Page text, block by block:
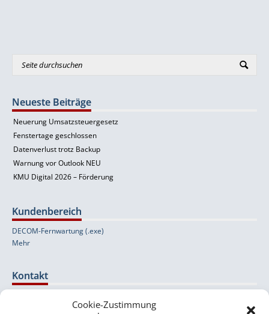
Cookie-Zustimmung
Neueste Beiträge
Neuerung Umsatzsteuergesetz
Fenstertage geschlossen
Datenverlust trotz Backup
Warnung vor Outlook NEU
KMU Digital 2026 – Förderung
Kundenbereich
DECOM-Fernwartung (.exe)
Mehr
Kontakt
Wolfernstraße 20b